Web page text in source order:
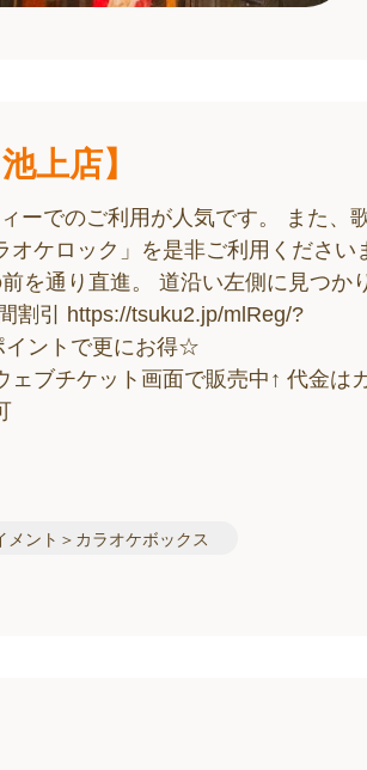
上店】
ーでのご利用が人気です。 また、
ケロック」を是非ご利用ください
を通り直進。 道沿い左側に見つか
引 https://tsuku2.jp/mlReg/?
イントで更にお得☆
ブチケット画面で販売中↑ 代金は
ント＞カラオケボックス